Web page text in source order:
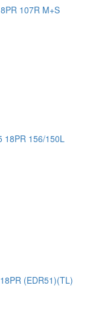
107R M+S
18PR 156/150L
(EDR51)(TL)